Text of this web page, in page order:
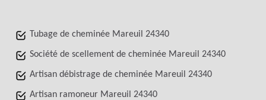
Tubage de cheminée Mareuil 24340
Société de scellement de cheminée Mareuil 24340
Artisan débistrage de cheminée Mareuil 24340
Artisan ramoneur Mareuil 24340